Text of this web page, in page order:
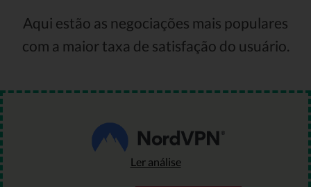
Aqui estão as negociações mais populares
com a maior taxa de satisfação do usuário.
Ler análise